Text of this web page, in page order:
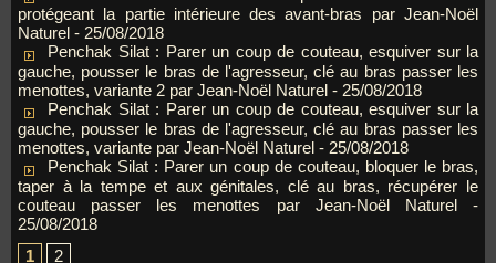
protégeant la partie intérieure des avant-bras par Jean-Noël
Naturel - 25/08/2018
Penchak Silat : Parer un coup de couteau, esquiver sur la
gauche, pousser le bras de l'agresseur, clé au bras passer les
menottes, variante 2 par Jean-Noël Naturel - 25/08/2018
Penchak Silat : Parer un coup de couteau, esquiver sur la
gauche, pousser le bras de l'agresseur, clé au bras passer les
menottes, variante par Jean-Noël Naturel - 25/08/2018
Penchak Silat : Parer un coup de couteau, bloquer le bras,
taper à la tempe et aux génitales, clé au bras, récupérer le
couteau passer les menottes par Jean-Noël Naturel
-
25/08/2018
1
2